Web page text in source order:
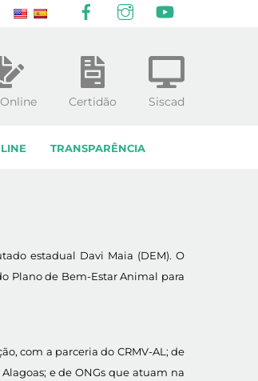
TRANSPARÊNCIA
Certidão Siscad
estadual Davi Maia (DEM). O
Plano de Bem-Estar Animal para
com a parceria do CRMV-AL; de
e de ONGs que atuam na